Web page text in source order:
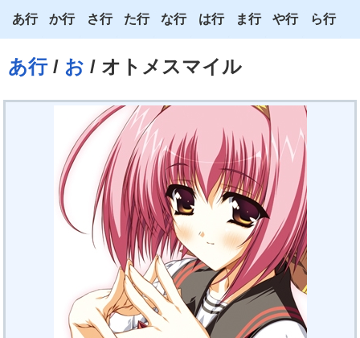
あ行/ お / オトメスマイル
あ行
い
か行
き
こ
さ行
し
す
そ
た行
ち
つ
て
と
な行
に
ぬ
ね
の
は行
ひ
ふ
ほ
ま行
む
め
も
や行
よ
わ
ら行